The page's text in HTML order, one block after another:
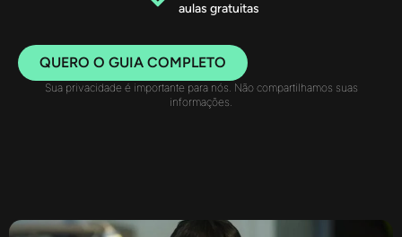
aulas gratuitas
QUERO O GUIA COMPLETO
Sua privacidade é importante para nós. Não compartilhamos suas
informações.